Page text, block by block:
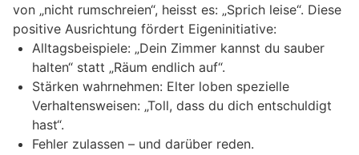
von „nicht rumschreien“, heisst es: „Sprich leise“. Diese
positive Ausrichtung fördert Eigeninitiative:
Alltagsbeispiele: „Dein Zimmer kannst du sauber
halten“ statt „Räum endlich auf“.
Stärken wahrnehmen: Elter loben spezielle
Verhaltensweisen: „Toll, dass du dich entschuldigt
hast“.
Fehler zulassen – und darüber reden.